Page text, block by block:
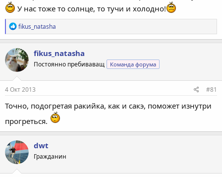
У нас тоже то солнце, то тучи и холодно!
Р
е
а
к
ц
и
и
:
fikus_natasha
fikus_natasha
Постоянно пребиваващ Команда форума
4 Окт 2013 #81
Точно, подогретая ракийка, как и сакэ, поможет изнутри
прогреться.
dwt
Гражданин